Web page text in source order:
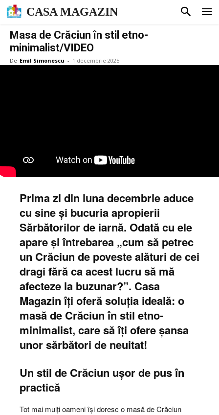
CASA MAGAZIN
Masa de Crăciun în stil etno-
minimalist/VIDEO
De Emil Simonescu - 1 decembrie 2025
Prima zi din luna decembrie aduce
cu sine și bucuria apropierii
Sărbătorilor de iarnă. Odată cu ele
apare și întrebarea „cum să petrec
un Crăciun de poveste alături de cei
dragi fără ca acest lucru să mă
afecteze la buzunar?”. Casa
Magazin îți oferă soluția ideală: o
masă de Crăciun în stil etno-
minimalist, care să îți ofere șansa
unor sărbători de neuitat!
Un stil de Crăciun ușor de pus în
practică
Tot mai mulți oameni își doresc o masă de Crăciun